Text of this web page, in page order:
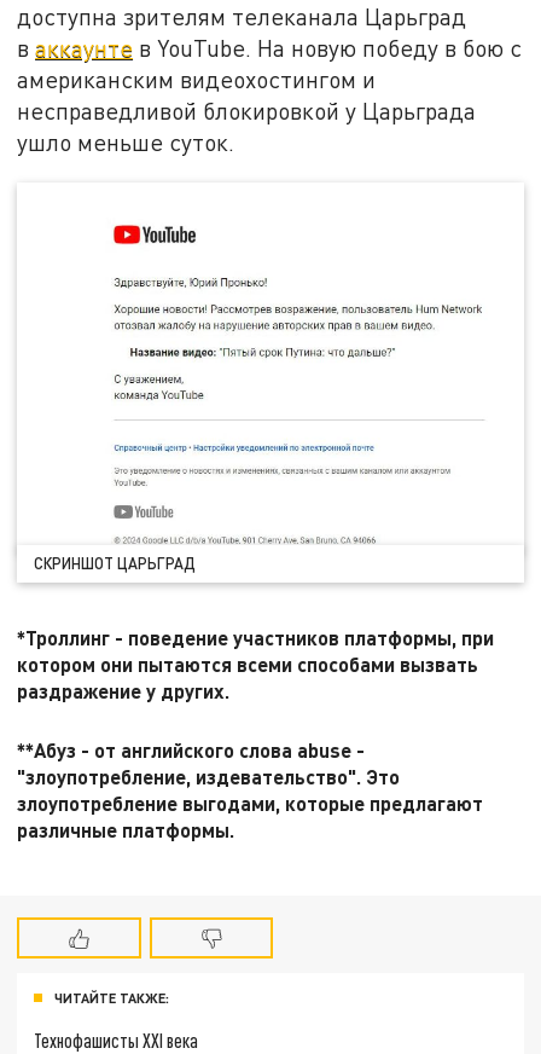
доступна зрителям телеканала Царьград
ваккаунте в YouTube. На новую победу в бою с
американским видеохостингом и
несправедливой блокировкой у Царьграда
ушло меньше суток.
СКРИНШОТ ЦАРЬГРАД
*Троллинг - поведение участников платформы, при
котором они пытаются всеми способами вызвать
раздражение у других.
**Абуз - от английского слова abuse -
"злоупотребление, издевательство". Это
злоупотребление выгодами, которые предлагают
различные платформы.
ЧИТАЙТЕ ТАКЖЕ:
Технофашисты XXI века